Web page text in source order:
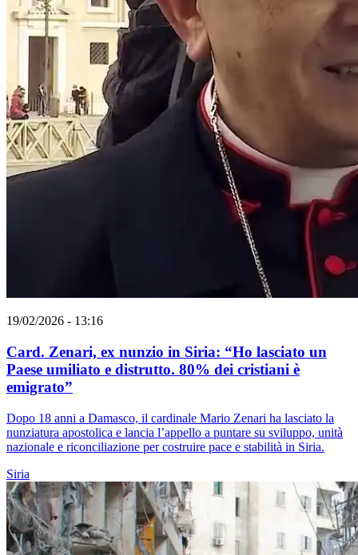
19/02/2026 - 13:16
Card. Zenari, ex nunzio in Siria: “Ho lasciato un
Paese umiliato e distrutto. 80% dei cristiani è
emigrato”
Dopo 18 anni a Damasco, il cardinale Mario Zenari ha lasciato la
nunziatura apostolica e lancia l’appello a puntare su sviluppo, unità
nazionale e riconciliazione per costruire pace e stabilità in Siria.
Siria